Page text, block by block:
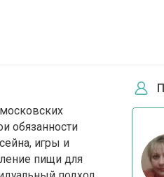
обязанности
игры и
пищи для